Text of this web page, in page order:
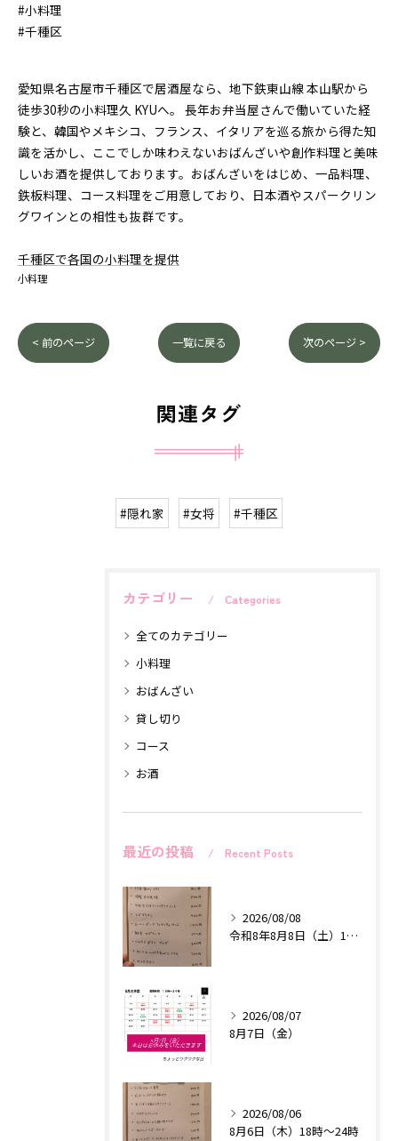
#小料理
#千種区
愛知県名古屋市千種区で居酒屋なら、地下鉄東山線 本山駅から
徒歩30秒の小料理久 KYUへ。 長年お弁当屋さんで働いていた経
験と、韓国やメキシコ、フランス、イタリアを巡る旅から得た知
識を活かし、ここでしか味わえないおばんざいや創作料理と美味
しいお酒を提供しております。おばんざいをはじめ、一品料理、
鉄板料理、コース料理をご用意しており、日本酒やスパークリン
グワインとの相性も抜群です。
千種区で各国の小料理を提供
小料理
< 前のページ 一覧に戻る 次のページ >
関連タグ
#隠れ家 #女将 #千種区
カテゴリー Categories
全てのカテゴリー
小料理
おばんざい
貸し切り
コース
お酒
最近の投稿 Recent Posts
2026/08/08
令和8年8月8日（土）18時〜24時
2026/08/07
8月7日（金）
2026/08/06
8月6日（木）18時〜24時